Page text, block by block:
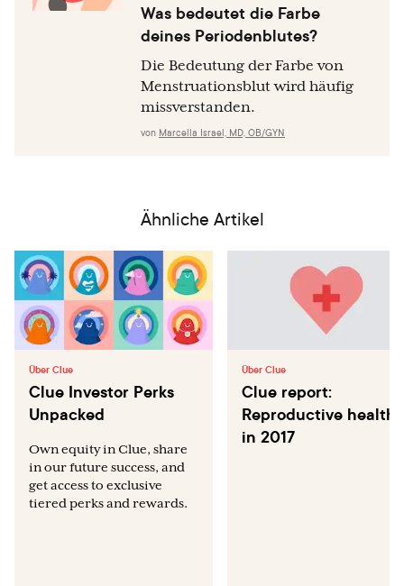
Was bedeutet die Farbe
deines Periodenblutes?
Die Bedeutung der Farbe von
Menstruationsblut wird häufig
missverstanden.
von Marcella Israel, MD, OB/GYN
Ähnliche Artikel
Über Clue
Clue Investor Perks
Unpacked
Own equity in Clue, share
in our future success, and
get access to exclusive
tiered perks and rewards.
Über Clue
Clue report:
Reproductive health
in 2017